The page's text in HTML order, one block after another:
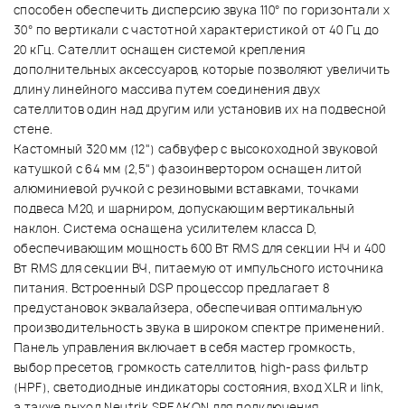
способен обеспечить дисперсию звука 110° по горизонтали x
30° по вертикали с частотной характеристикой от 40 Гц до
20 кГц. Сателлит оснащен системой крепления
дополнительных аксессуаров, которые позволяют увеличить
длину линейного массива путем соединения двух
сателлитов один над другим или установив их на подвесной
стене.
Кастомный 320 мм (12") сабвуфер с высокоходной звуковой
катушкой с 64 мм (2,5") фазоинвертором оснащен литой
алюминиевой ручкой с резиновыми вставками, точками
подвеса M20, и шарниром, допускающим вертикальный
наклон. Система оснащена усилителем класса D,
обеспечивающим мощность 600 Вт RMS для секции НЧ и 400
Вт RMS для секции ВЧ, питаемую от импульсного источника
питания. Встроенный DSP процессор предлагает 8
предустановок эквалайзера, обеспечивая оптимальную
производительность звука в широком спектре применений.
Панель управления включает в себя мастер громкость,
выбор пресетов, громкость сателлитов, high-pass фильтр
(HPF), светодиодные индикаторы состояния, вход XLR и link,